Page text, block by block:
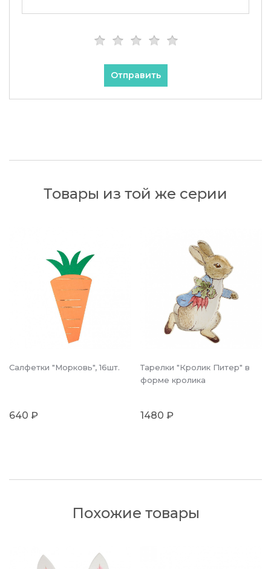
Отправить
Товары из той же серии
Салфетки "Морковь", 16шт.
640 ₽
Тарелки "Кролик Питер" в
форме кролика
1480 ₽
Похожие товары